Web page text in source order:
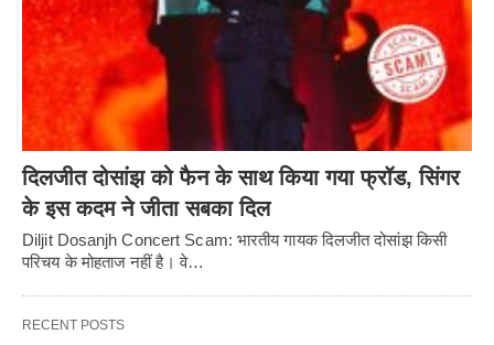
दिलजीत दोसांझ को फैन के साथ किया गया फ्रॉड, सिंगर
के इस कदम ने जीता सबका दिल
Diljit Dosanjh Concert Scam: भारतीय गायक दिलजीत दोसांझ किसी
परिचय के मोहताज नहीं है। वे…
RECENT POSTS